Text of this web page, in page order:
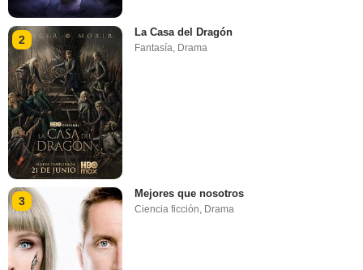
2
La Casa del Dragón
Fantasía, Drama
3
Mejores que nosotros
Ciencia ficción Drama